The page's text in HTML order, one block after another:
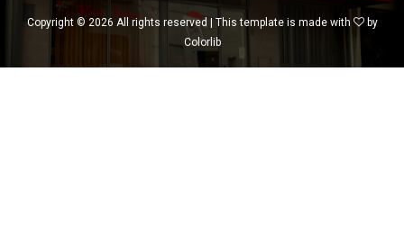
Copyright © 2026 All rights reserved | This template is made with
by
Colorlib